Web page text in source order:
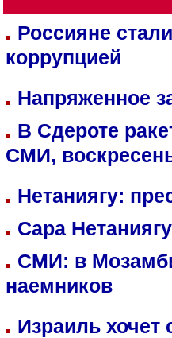
Россияне
коррупцией
Напряженное
В Сдероте
СМИ,
Нетаниягу:
Сара
СМИ: в
наемников
Израиль хочет